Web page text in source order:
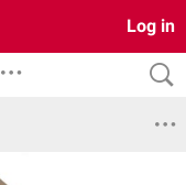
Log in